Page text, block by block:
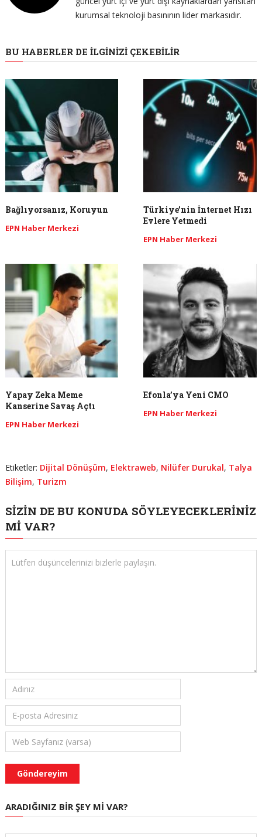
kurumsal teknoloji basınının lider markasıdır.
BU HABERLER DE İLGINIZI ÇEKEBILIR
Bağlıyorsanız, Koruyun
EPN Haber Merkezi
Türkiye’nin İnternet Hızı
Evlere Yetmedi
EPN Haber Merkezi
Yapay Zeka Meme
Kanserine Savaş Açtı
EPN Haber Merkezi
Efonla’ya Yeni CMO
EPN Haber Merkezi
Etiketler: Dijital Dönüşüm, Elektraweb, Nilüfer Durukal, Talya
Bilişim, Turizm
SIZIN DE BU KONUDA SÖYLEYECEKLERINIZ
MI VAR?
ARADIĞINIZ BIR ŞEY MI VAR?